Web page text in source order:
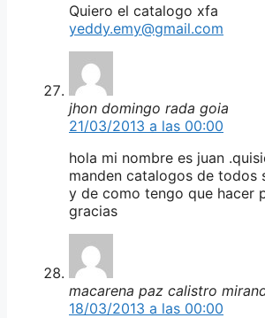
Quiero el catalogo xfa
yeddy.emy@gmail.com
jhon domingo rada goia
21/03/2013 a las 00:00
hola mi nombre es juan
manden catalogos de todos
y de como tengo que hacer
gracias
macarena paz calistro
18/03/2013 a las 00:00